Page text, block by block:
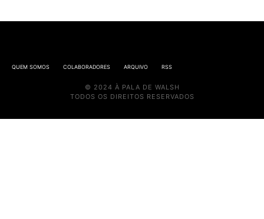
QUEM SOMOS COLABORADORES ARQUIVO RSS
© 2024 À PALA DE WALSH
TODOS OS DIREITOS RESERVADOS